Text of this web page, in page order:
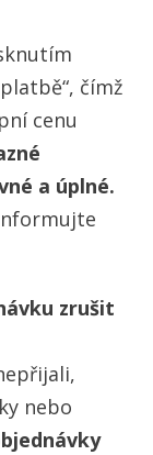
čímž
cenu
a úplné.
zrušit
nebo